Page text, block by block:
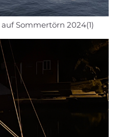
Sommertörn 2024(1)